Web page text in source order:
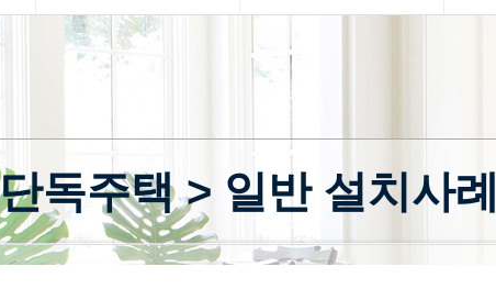
독주택 > 일반 설치사례